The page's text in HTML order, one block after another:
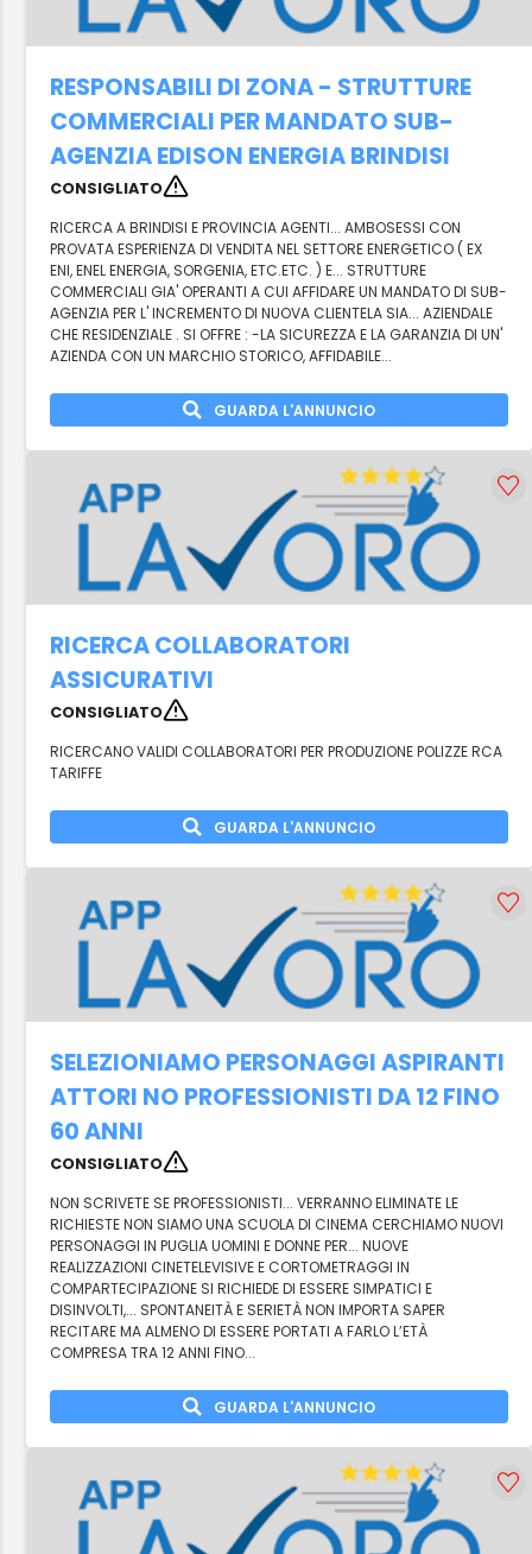
RESPONSABILI DI ZONA - STRUTTURE
COMMERCIALI PER MANDATO SUB-
AGENZIA EDISON ENERGIA BRINDISI
CONSIGLIATO
RICERCA A BRINDISI E PROVINCIA AGENTI... AMBOSESSI CON
PROVATA ESPERIENZA DI VENDITA NEL SETTORE ENERGETICO ( EX
ENI, ENEL ENERGIA, SORGENIA, ETC.ETC. ) E... STRUTTURE
COMMERCIALI GIA' OPERANTI A CUI AFFIDARE UN MANDATO DI SUB-
AGENZIA PER L' INCREMENTO DI NUOVA CLIENTELA SIA... AZIENDALE
CHE RESIDENZIALE . SI OFFRE : -LA SICUREZZA E LA GARANZIA DI UN'
AZIENDA CON UN MARCHIO STORICO, AFFIDABILE...
GUARDA L'ANNUNCIO
RICERCA COLLABORATORI
ASSICURATIVI
CONSIGLIATO
RICERCANO VALIDI COLLABORATORI PER PRODUZIONE POLIZZE RCA
TARIFFE
GUARDA L'ANNUNCIO
SELEZIONIAMO PERSONAGGI ASPIRANTI
ATTORI NO PROFESSIONISTI DA 12 FINO
60 ANNI
CONSIGLIATO
NON SCRIVETE SE PROFESSIONISTI... VERRANNO ELIMINATE LE
RICHIESTE NON SIAMO UNA SCUOLA DI CINEMA CERCHIAMO NUOVI
PERSONAGGI IN PUGLIA UOMINI E DONNE PER... NUOVE
REALIZZAZIONI CINETELEVISIVE E CORTOMETRAGGI IN
COMPARTECIPAZIONE SI RICHIEDE DI ESSERE SIMPATICI E
DISINVOLTI,... SPONTANEITÀ E SERIETÀ NON IMPORTA SAPER
RECITARE MA ALMENO DI ESSERE PORTATI A FARLO L’ETÀ
COMPRESA TRA 12 ANNI FINO...
GUARDA L'ANNUNCIO